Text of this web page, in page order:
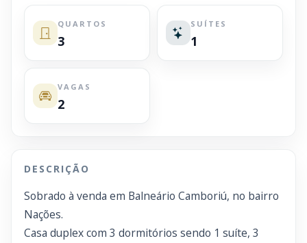
QUARTOS
3
SUÍTES
1
VAGAS
2
DESCRIÇÃO
Sobrado à venda em Balneário Camboriú, no bairro
Nações.
Casa duplex com 3 dormitórios sendo 1 suíte, 3